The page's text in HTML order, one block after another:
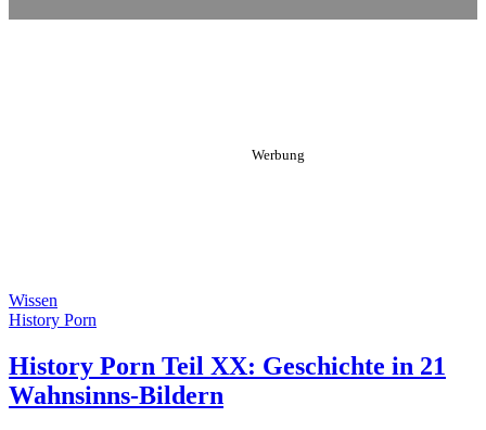
Wissen
History Porn
History Porn Teil XX: Geschichte in 21
Wahnsinns-Bildern